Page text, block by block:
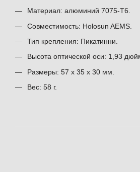
Материал: алюминий 7075-T6.
Совместимость: Holosun AEMS.
Тип крепления: Пикатинни.
Высота оптической оси: 1,93
Размеры: 57 х 35 х 30 мм.
Вес: 58 г.